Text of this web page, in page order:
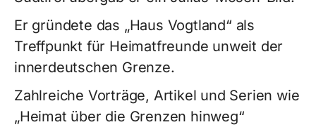
Er gründete das „Haus Vogtland“ als
Treffpunkt für Heimatfreunde unweit der
innerdeutschen Grenze.
Zahlreiche Vorträge, Artikel und Serien wie
„Heimat über die Grenzen hinweg“